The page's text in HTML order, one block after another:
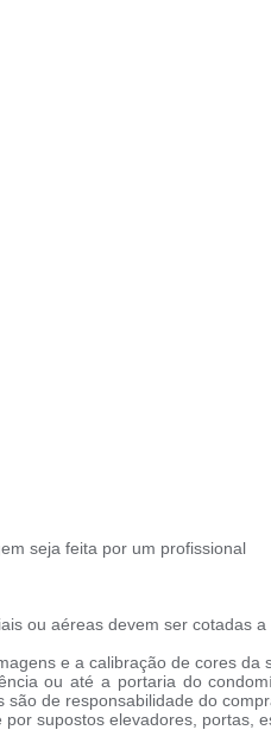
seja feita por um profissional
ou aéreas devem ser cotadas a
e a calibração de cores da
ou até a portaria do
de responsabilidade do
supostos elevadores, portas,